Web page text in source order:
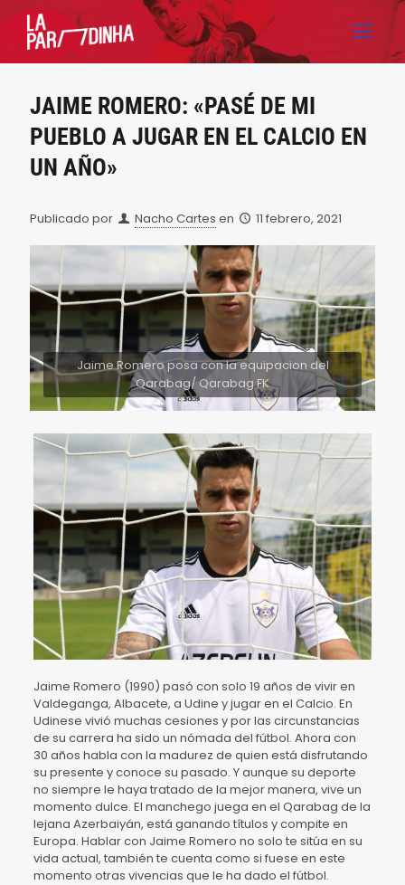
JAIME ROMERO: «PASÉ DE MI
PUEBLO A JUGAR EN EL CALCIO EN
UN AÑO»
Publicado por Nacho Cartes en 11 febrero, 2021
Jaime Romero posa con la equipacion del
Qarabag/ Qarabag FK
Jaime Romero (1990) pasó con solo 19 años de vivir en
Valdeganga, Albacete, a Udine y jugar en el Calcio. En
Udinese vivió muchas cesiones y por las circunstancias
de su carrera ha sido un nómada del fútbol. Ahora con
30 años habla con la madurez de quien está disfrutando
su presente y conoce su pasado. Y aunque su deporte
no siempre le haya tratado de la mejor manera, vive un
momento dulce. El manchego juega en el Qarabag de la
lejana Azerbaiyán, está ganando títulos y compite en
Europa. Hablar con Jaime Romero no solo te sitúa en su
vida actual, también te cuenta como si fuese en este
momento otras vivencias que le ha dado el fútbol.